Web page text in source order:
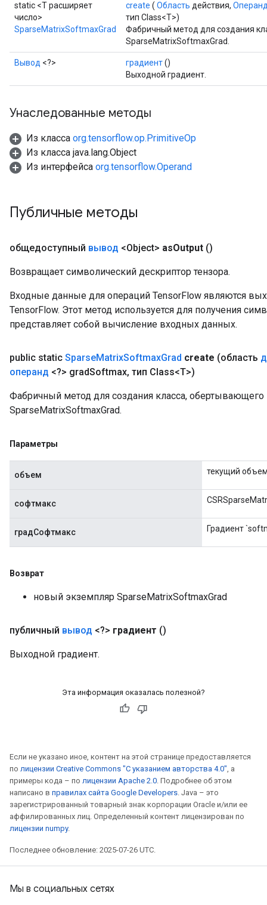
static <T расширяет
число>
SparseMatrixSoftmaxGrad
create ( Область действия,
тип Class<T>)
Фабричный метод для создания
SparseMatrixSoftmaxGrad.
Вывод <?> градиент()
Выходной градиент.
Унаследованные методы
Из класса org.tensorflow.op.PrimitiveOp
Из класса java.lang.Object
Из интерфейса org.tensorflow.Operand
Публичные методы
общедоступный вывод <Object> asOutput ()
Возвращает символический дескриптор тензора.
Входные данные для операций TensorFlow являются
TensorFlow. Этот метод используется для получения
представляет собой вычисление входных данных.
public static SparseMatrixSoftmaxGrad create (область
операнд <?> gradSoftmax, тип Class<T>)
Фабричный метод для создания класса,
SparseMatrixSoftmaxGrad.
Параметры
объем текущий
софтмакс
градСофтмакс Градиент
Возврат
новый экземпляр SparseMatrixSoftmaxGrad
публичный вывод <?> градиент ()
Выходной градиент.
Эта информация оказалась полезной?
Если не указано иное, контент на этой странице предоставляется
по лицензии Creative Commons "С указанием авторства 4.0", а
примеры кода – по лицензии Apache 2.0. Подробнее об этом
написано в правилах сайта Google Developers. Java – это
зарегистрированный товарный знак корпорации Oracle и/или ее
аффилированных лиц. Определенный контент лицензирован по
лицензии numpy.
Последнее обновление: 2025-07-26 UTC.
Мы в социальных сетях